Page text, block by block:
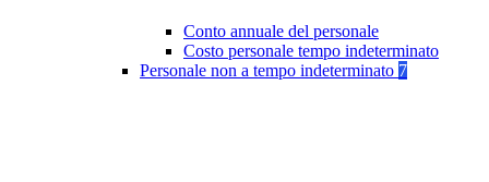
Conto annuale del personale
Costo personale tempo indeterminato
Personale non a tempo indeterminato 7